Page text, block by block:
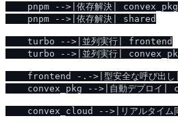
    pnpm -->|依存解決| convex_pkg
    pnpm -->|依存解決| shared
    turbo -->|並列実行| frontend
turbo -->|並列実行|
frontend -.->|型安全な呼び出
convex_pkg -->|自動デプロイ|